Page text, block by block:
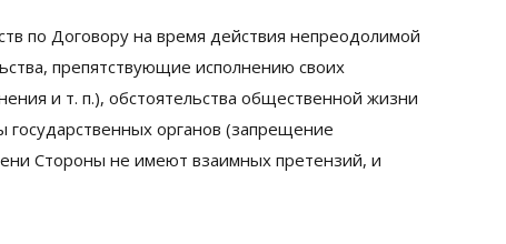
по Договору на время действия непреодолимой
препятствующие исполнению своих
и т. п.), обстоятельства общественной жизни
органов (запрещение
Стороны не имеют взаимных претензий, и